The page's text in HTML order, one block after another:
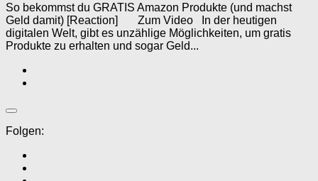
So bekommst du GRATIS Amazon Produkte (und machst
Geld damit) [Reaction] Zum Video In der heutigen
digitalen Welt, gibt es unzählige Möglichkeiten, um gratis
Produkte zu erhalten und sogar Geld...
Folgen: